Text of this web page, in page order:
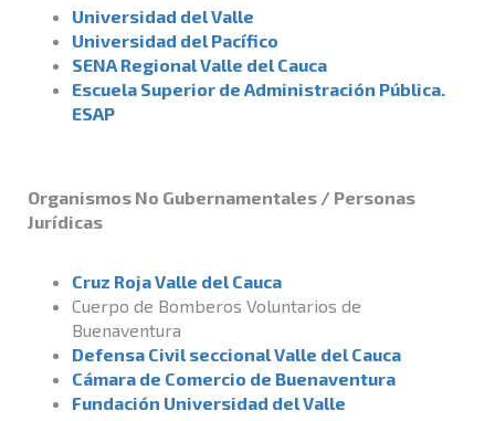
Universidad del Valle
Universidad del Pacífico
SENA Regional Valle del Cauca
Escuela Superior de Administración Pública.
ESAP
Organismos No Gubernamentales / Personas
Jurídicas
Cruz Roja Valle del Cauca
Cuerpo de Bomberos Voluntarios de
Buenaventura
Defensa Civil seccional Valle del Cauca
Cámara de Comercio de Buenaventura
Fundación Universidad del Valle